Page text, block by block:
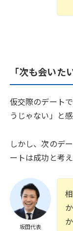
「次も会いた
仮交際のデート
うじゃない」と
しかし、次のデ
ートは成功と考え
坂田代表